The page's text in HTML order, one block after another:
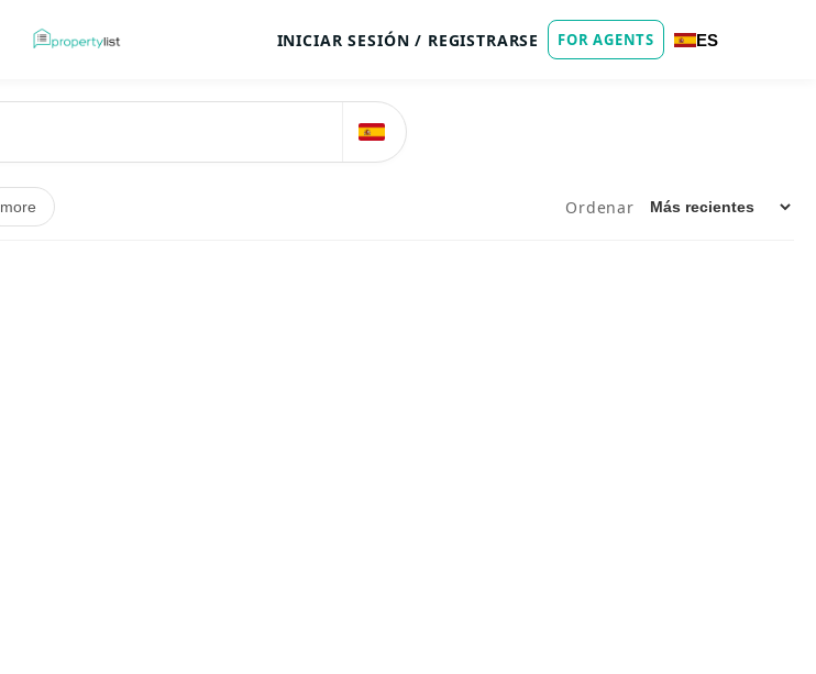
INICIAR SESIÓN / REGISTRARSE FOR AGENTS ES
more Ordenar